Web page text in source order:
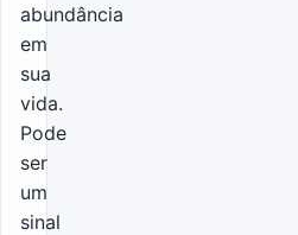
abundância
em
sua
vida.
Pode
ser
um
sinal